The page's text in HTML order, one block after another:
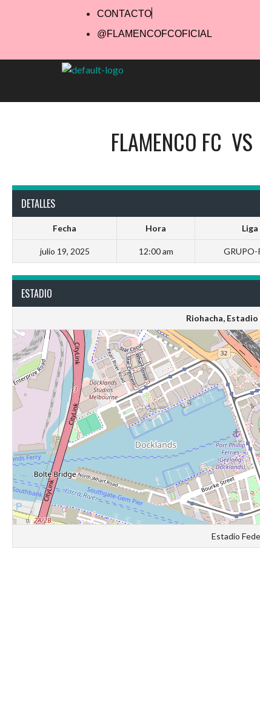
CONTACTO
@FLAMENCOFCOFICIAL
FLAMENCO FC VS
DETALLES
Fecha Hora Liga
julio 19, 2025 12:00 am GRUPO-
ESTADIO
Riohacha,
Estadio